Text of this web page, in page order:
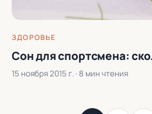
ЗДОРОВЬЕ
Сон для спортсмена:
15 ноября 2015 г. · 8 мин чтения